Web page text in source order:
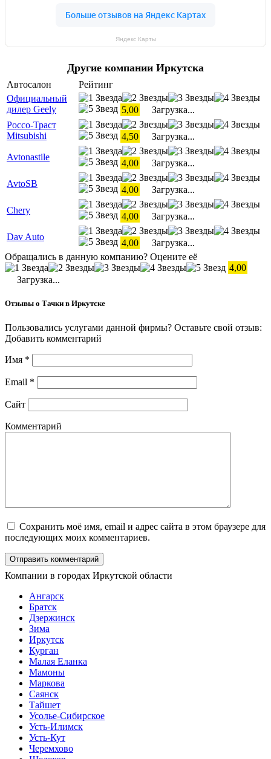
Яндекс Карты
Другие компании Иркутска
Автосалон
Рейтинг
Официальный
дилер Geely
5,00
Загрузка...
Россо-Траст
Mitsubishi
4,50
Загрузка...
Avtonastile
4,00
Загрузка...
AvtoSB
4,00
Загрузка...
Chery
4,00
Загрузка...
Dav Auto
4,00
Загрузка...
Обращались в данную компанию? Оцените её
4,00
Загрузка...
Отзывы о Тачки в Иркутске
Пользовались услугами данной фирмы? Оставьте свой отзыв:
Добавить комментарий
Имя *
Email *
Сайт
Комментарий
Сохранить моё имя, email и адрес сайта в этом браузере для
последующих моих комментариев.
Компании в городах Иркутской области
Ангарск
Братск
Дзержинск
Зима
Иркутск
Курган
Малая Еланка
Мамоны
Маркова
Саянск
Тайшет
Усолье-Сибирское
Усть-Илимск
Усть-Кут
Черемхово